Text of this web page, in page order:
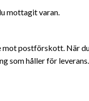
mottagit varan.
mot postförskott. När
som håller för